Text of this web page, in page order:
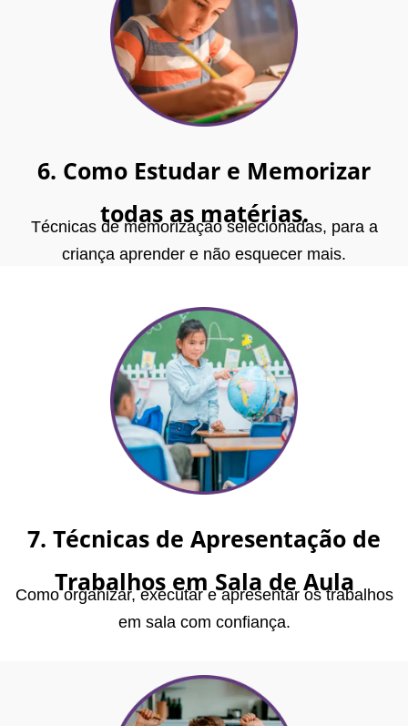
6. Como Estudar e Memorizar
todas as matérias.
Técnicas de memorização selecionadas, para a
criança aprender e não esquecer mais.
7. Técnicas de Apresentação de
Trabalhos em Sala de Aula
Como organizar, executar e apresentar os trabalhos
em sala com confiança.